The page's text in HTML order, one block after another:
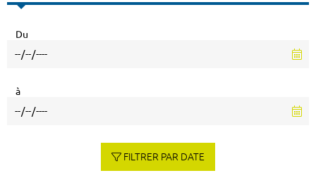
Du
à
FILTRER PAR DATE